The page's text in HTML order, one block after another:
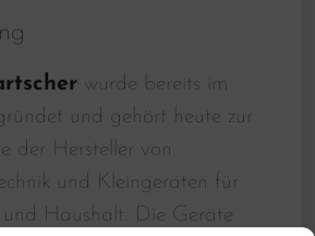
wurde bereits im
und gehört heute zur
der Hersteller von
und Kleingeräten für
Haushalt. Die Geräte